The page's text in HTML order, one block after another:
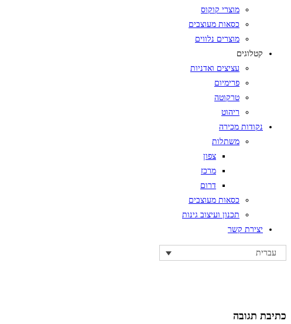
מוצרי קוקוס
כסאות מעוצבים
מוצרים נלווים
קטלוגים
עציצים ואדניות
פרימיום
טרקוטה
ריהוט
נקודות מכירה
משתלות
צפון
מרכז
דרום
כסאות מעוצבים
תכנון ועיצוב גינות
יצירת קשר
עברית
כתיבת תגובה